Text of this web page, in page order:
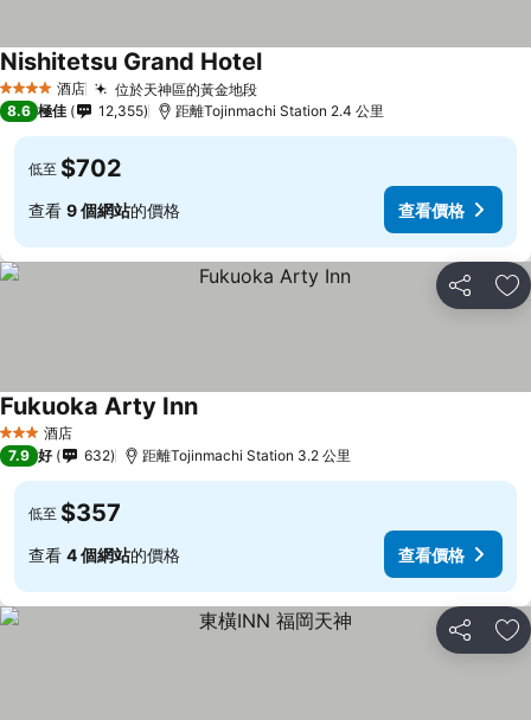
4 星級 酒店 位於天神區的黃金地段
Nishitetsu Grand Hotel
8.6 極佳 12,355 距離Tojinmachi Station 2.4 公里
低至 $702
查看 9 個網站的價格 查看價格
分享 放
3 星級 酒店
Fukuoka Arty Inn
7.9 好 632 距離Tojinmachi Station 3.2 公里
低至 $357
查看 4 個網站的價格 查看價格
分享 放